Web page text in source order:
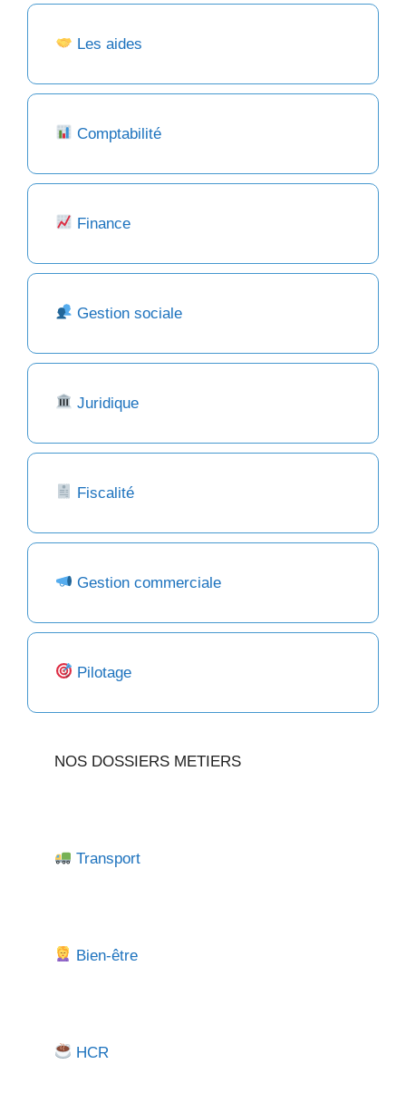
Les aides
Comptabilité
Finance
Gestion sociale
Juridique
Fiscalité
Gestion commerciale
Pilotage
NOS DOSSIERS METIERS
Transport
Bien-être
HCR